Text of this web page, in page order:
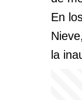
En
la